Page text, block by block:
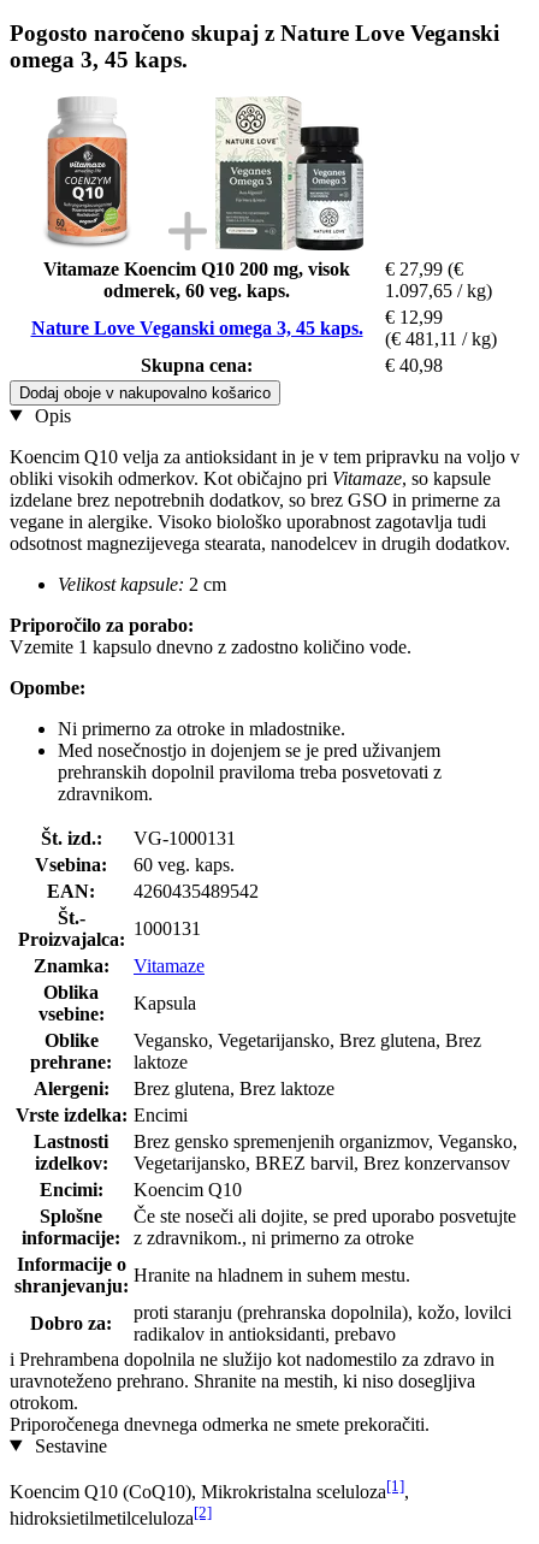
Pogosto naročeno skupaj z Nature Love Veganski
omega 3, 45 kaps.
Vitamaze Koencim Q10 200 mg, visok
odmerek, 60 veg. kaps.
€ 27,99 (€
1.097,65 / kg)
Nature Love Veganski omega 3, 45 kaps.
€ 12,99
(€ 481,11 / kg)
Skupna cena:
€ 40,98
Dodaj oboje v nakupovalno košarico
Opis
Koencim Q10 velja za antioksidant in je v tem pripravku na voljo v
obliki visokih odmerkov. Kot običajno pri Vitamaze, so kapsule
izdelane brez nepotrebnih dodatkov, so brez GSO in primerne za
vegane in alergike. Visoko biološko uporabnost zagotavlja tudi
odsotnost magnezijevega stearata, nanodelcev in drugih dodatkov.
Velikost kapsule: 2 cm
Priporočilo za porabo:
Vzemite 1 kapsulo dnevno z zadostno količino vode.
Opombe:
Ni primerno za otroke in mladostnike.
Med nosečnostjo in dojenjem se je pred uživanjem
prehranskih dopolnil praviloma treba posvetovati z
zdravnikom.
Št. izd.:
VG-1000131
Vsebina:
60 veg. kaps.
EAN:
4260435489542
Št.-
Proizvajalca:
1000131
Znamka:
Vitamaze
Oblika
vsebine:
Kapsula
Oblike
prehrane:
Vegansko, Vegetarijansko, Brez glutena, Brez
laktoze
Alergeni:
Brez glutena, Brez laktoze
Vrste izdelka: Encimi
Lastnosti
izdelkov:
Brez gensko spremenjenih organizmov, Vegansko,
Vegetarijansko, BREZ barvil, Brez konzervansov
Encimi:
Koencim Q10
Splošne
informacije:
Če ste noseči ali dojite, se pred uporabo posvetujte
z zdravnikom., ni primerno za otroke
Informacije o
shranjevanju:
Hranite na hladnem in suhem mestu.
Dobro za:
proti staranju (prehranska dopolnila), kožo, lovilci
radikalov in antioksidanti, prebavo
i Prehrambena dopolnila ne služijo kot nadomestilo za zdravo in
uravnoteženo prehrano. Shranite na mestih, ki niso dosegljiva
otrokom.
Priporočenega dnevnega odmerka ne smete prekoračiti.
Sestavine
Koencim Q10 (CoQ10), Mikrokristalna sceluloza[1],
hidroksietilmetilceluloza[2]